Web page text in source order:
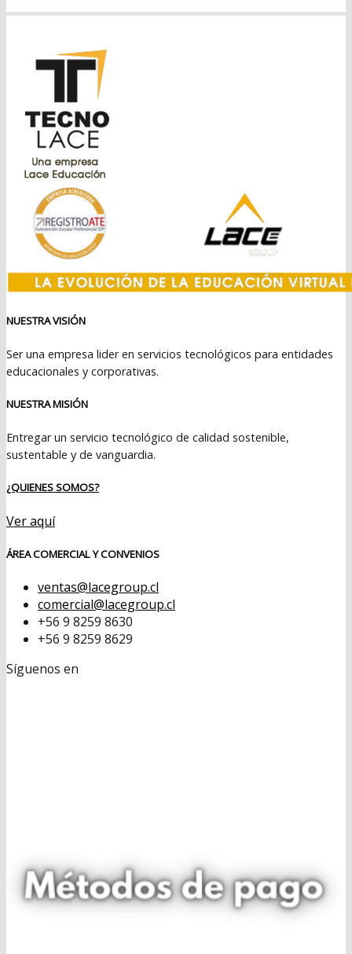
NUESTRA VISIÓN
Ser una empresa lider en servicios tecnológicos para entidades
educacionales y corporativas.
NUESTRA MISIÓN
Entregar un servicio tecnológico de calidad sostenible,
sustentable y de vanguardia.
¿QUIENES SOMOS?
Ver aquí
ÁREA COMERCIAL Y CONVENIOS
ventas@lacegroup.cl
comercial@lacegroup.cl
+56 9 8259 8630
+56 9 8259 8629
Síguenos en